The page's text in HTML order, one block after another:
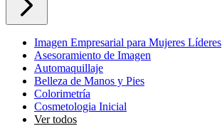
Imagen Empresarial para Mujeres Líderes
Asesoramiento de Imagen
Automaquillaje
Belleza de Manos y Pies
Colorimetría
Cosmetologia Inicial
Ver todos